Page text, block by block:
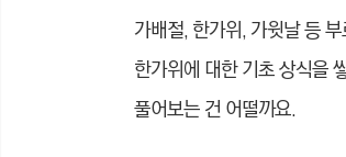
가배절, 한가위, 가윗날 등
한가위에 대한 기초 상식을
풀어보는 건 어떨까요.